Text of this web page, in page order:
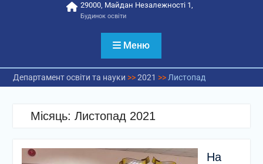
29000, Майдан Незалежності 1,
Будинок освіти
Меню
Департамент освіти та науки >>2021 >> Листопад
Місяць: Листопад 2021
На